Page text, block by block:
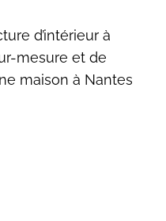
d’intérieur à
mesure et de
maison à Nantes